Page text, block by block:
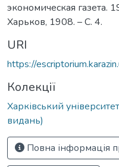
экономическая газета.
Харьков, 1908. – С. 4.
URI
https://
Колекції
Харківський
видань)
Повна інформація